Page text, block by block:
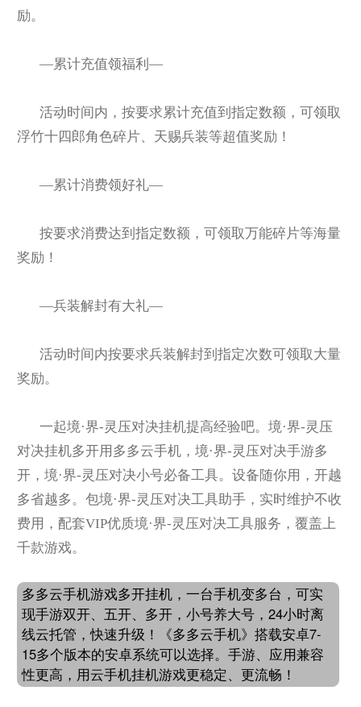
励。
—累计充值领福利—
活动时间内，按要求累计充值到指定数额，可领取
浮竹十四郎角色碎片、天赐兵装等超值奖励！
—累计消费领好礼—
按要求消费达到指定数额，可领取万能碎片等海量
奖励！
—兵装解封有大礼—
活动时间内按要求兵装解封到指定次数可领取大量
奖励。
一起境·界-灵压对决挂机提高经验吧。境·界-灵压
对决挂机多开用多多云手机，境·界-灵压对决手游多
开，境·界-灵压对决小号必备工具。设备随你用，开越
多省越多。包境·界-灵压对决工具助手，实时维护不收
费用，配套VIP优质境·界-灵压对决工具服务，覆盖上
千款游戏。
多多云手机游戏多开挂机，一台手机变多台，可实
现手游双开、五开、多开，小号养大号，24小时离
线云托管，快速升级！《多多云手机》搭载安卓7-
15多个版本的安卓系统可以选择。手游、应用兼容
性更高，用云手机挂机游戏更稳定、更流畅！